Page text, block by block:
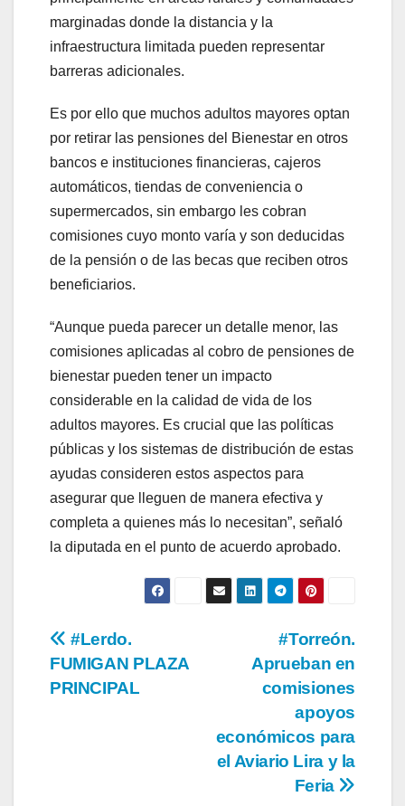
marginadas donde la distancia y la
infraestructura limitada pueden representar
barreras adicionales.
Es por ello que muchos adultos mayores optan
por retirar las pensiones del Bienestar en otros
bancos e instituciones financieras, cajeros
automáticos, tiendas de conveniencia o
supermercados, sin embargo les cobran
comisiones cuyo monto varía y son deducidas
de la pensión o de las becas que reciben otros
beneficiarios.
“Aunque pueda parecer un detalle menor, las
comisiones aplicadas al cobro de pensiones de
bienestar pueden tener un impacto
considerable en la calidad de vida de los
adultos mayores. Es crucial que las políticas
públicas y los sistemas de distribución de estas
ayudas consideren estos aspectos para
asegurar que lleguen de manera efectiva y
completa a quienes más lo necesitan”, señaló
la diputada en el punto de acuerdo aprobado.
Navegación
de
#Torreón.
Aprueban en
comisiones
apoyos
económicos para
el Aviario Lira y la
Feria
#Lerdo.
FUMIGAN PLAZA
PRINCIPAL